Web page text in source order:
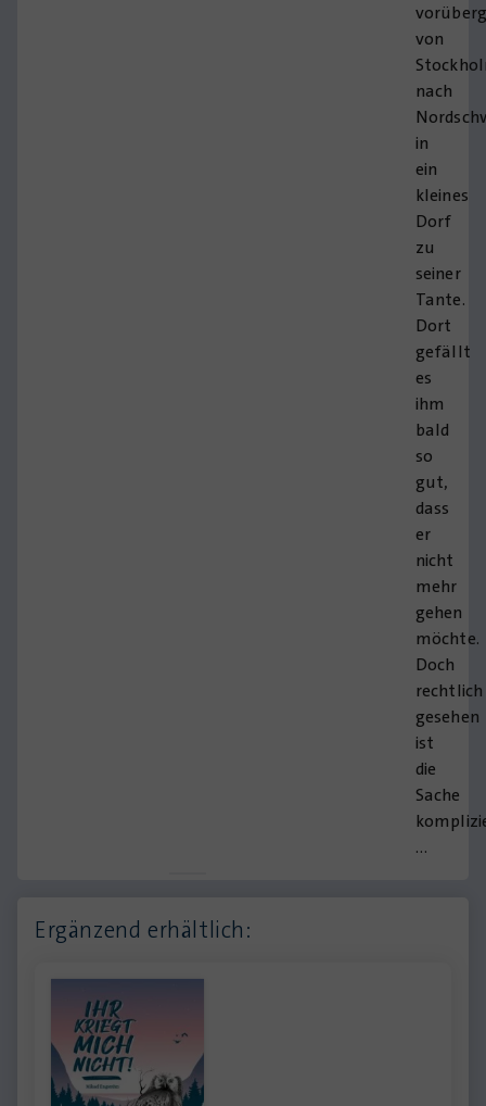
von
nach
in
ein
kleines
Dorf
zu
seiner
Tante.
Dort
gefällt
es
ihm
bald
so
gut,
dass
er
nicht
mehr
gehen
möchte.
Doch
rechtlich
gesehen
ist
die
Sache
…
Ergänzend erhältlich: